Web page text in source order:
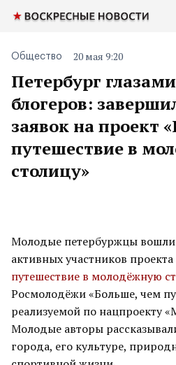
Петербург
блогеров:
заявок на проект
путешествие в
столицу»
Общество 20 мая 9:20
Молодые петербуржцы вошли
активных участников проекта
путешествие в молодёжную
Росмолодёжи «Больше, чем
реализуемой по нацпроекту
Молодые авторы
города, его культуре,